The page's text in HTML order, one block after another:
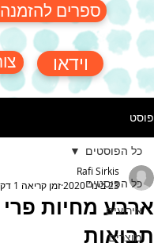
ספרים להזמנה
וידאו
פוסט
כל הפוסטים
אירועים
מוצרים
כל הפוסטים
ארבע מחיות
תבואות
Rafi Sirkis
23 בינו׳ 2020
זמן קריאה 1 דקות